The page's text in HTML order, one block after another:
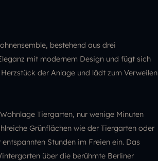
bestehend aus drei
mit modernem Design und fügt sich
der Anlage und lädt zum Verweilen
Tiergarten, nur wenige Minuten
Grünflächen wie der Tiergarten oder
Stunden im Freien ein. Das
über die berühmte Berliner